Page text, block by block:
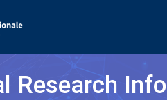
Research